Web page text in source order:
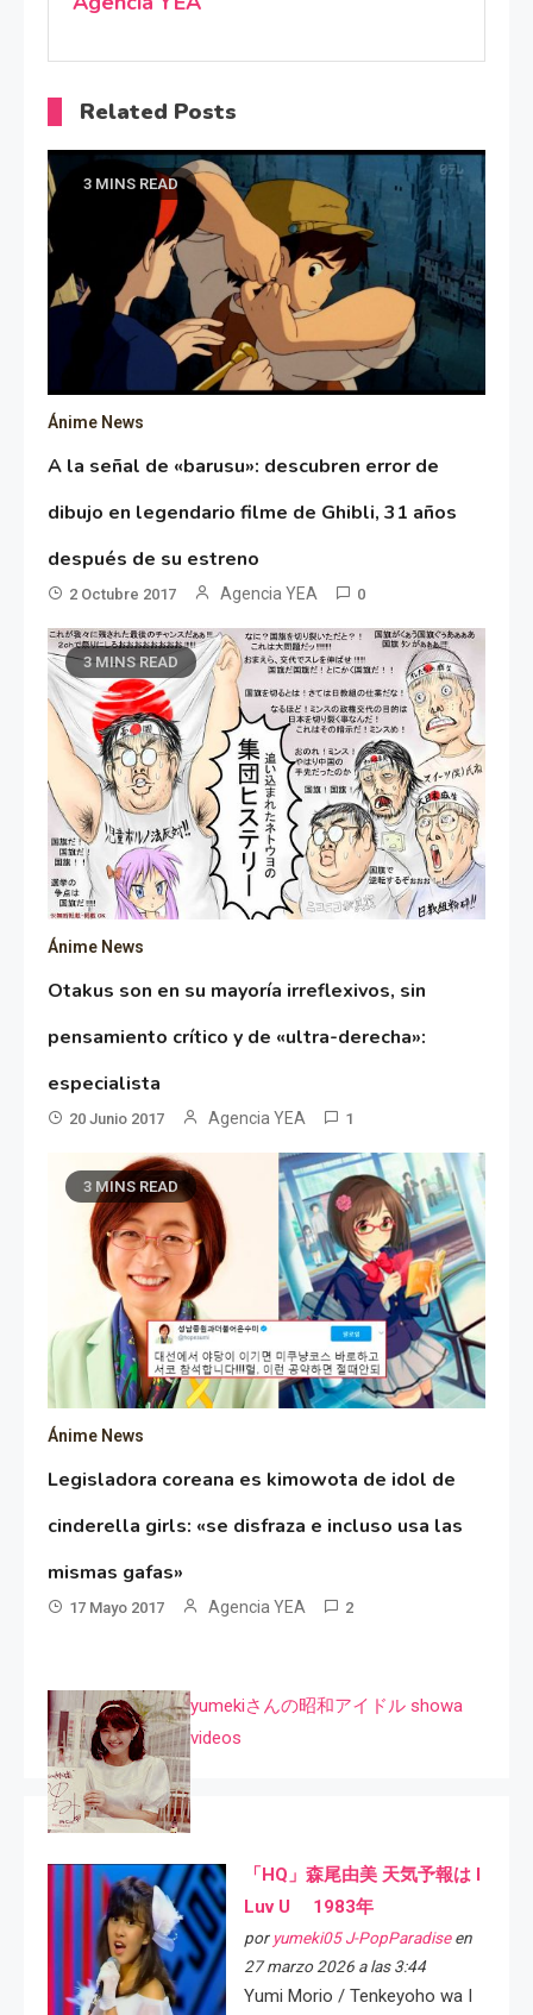
Related Posts
3 MINS READ
Ánime News
A la señal de «barusu»: descubren error de
dibujo en legendario filme de Ghibli, 31 años
después de su estreno
2 Octubre 2017 Agencia YEA 0
3 MINS READ
Ánime News
Otakus son en su mayoría irreflexivos, sin
pensamiento crítico y de «ultra-derecha»:
especialista
20 Junio 2017 Agencia YEA 1
3 MINS READ
Ánime News
Legisladora coreana es kimowota de idol de
cinderella girls: «se disfraza e incluso usa las
mismas gafas»
17 Mayo 2017 Agencia YEA 2
yumekiさんの昭和アイドル showa
videos
「HQ」森尾由美 天気予報は I
Luv U 1983年
por yumeki05 J-PopParadiseen
27 marzo 2026 a las 3:44
Yumi Morio / Tenkeyoho wa I